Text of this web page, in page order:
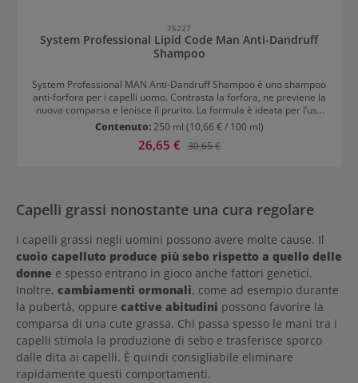
75227
System Professional Lipid Code Man Anti-Dandruff
Shampoo
System Professional MAN Anti-Dandruff Shampoo è uno shampoo
anti-forfora per i capelli uomo. Contrasta la forfora, ne previene la
nuova comparsa e lenisce il prurito. La formula è ideata per l’uso
Massaggiare Risciacquare accuratamente
Contenuto:250 ml (10,66 € / 100 ml)
Prezzo di vendita:
26,65 € Prezzo normale:
30,65 €
Capelli grassi nonostante una cura regolare
I capelli grassi negli uomini possono avere molte cause. Il
cuoio capelluto produce più sebo rispetto a quello delle
donne e spesso entrano in gioco anche fattori genetici.
Inoltre, cambiamenti ormonali, come ad esempio durante
la pubertà, oppure cattive abitudini possono favorire la
comparsa di una cute grassa. Chi passa spesso le mani tra i
capelli stimola la produzione di sebo e trasferisce sporco
dalle dita ai capelli. È quindi consigliabile eliminare
rapidamente questi comportamenti.